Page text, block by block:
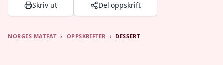
Skriv ut Del oppskrift
NORGES MATFAT › OPPSKRIFTER › DESSERT